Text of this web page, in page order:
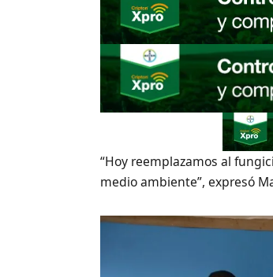
“Hoy reemplazamos al
medio ambiente”, expresó